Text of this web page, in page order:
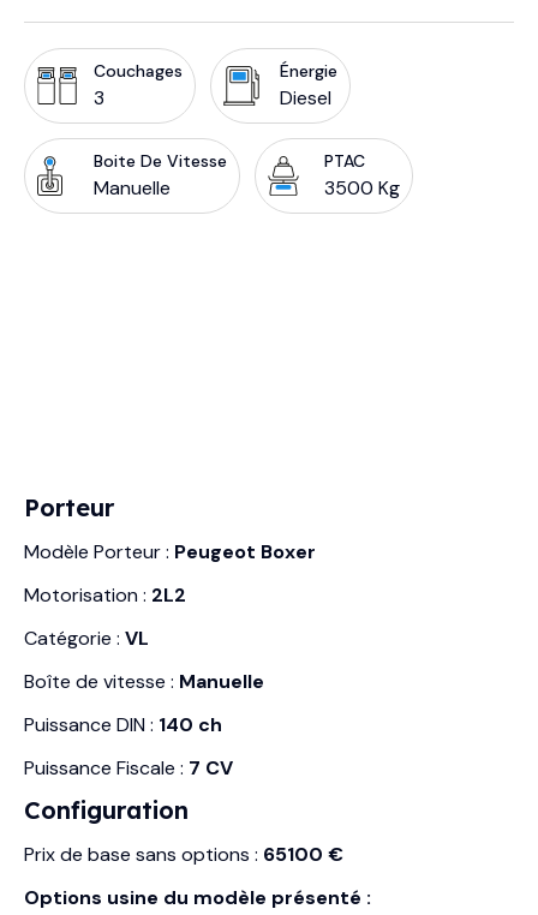
Couchages
3
Énergie
Diesel
Boite De Vitesse
Manuelle
PTAC
3500 Kg
Porteur
Modèle Porteur : Peugeot Boxer
Motorisation : 2L2
Catégorie : VL
Boîte de vitesse : Manuelle
Puissance DIN : 140 ch
Puissance Fiscale : 7 CV
Configuration
Prix de base sans options : 65100 €
Options usine du modèle présenté :